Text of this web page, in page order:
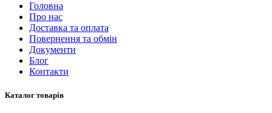
Головна
Про нас
Доставка та оплата
Повернення та обмін
Документи
Блог
Контакти
Каталог товарів